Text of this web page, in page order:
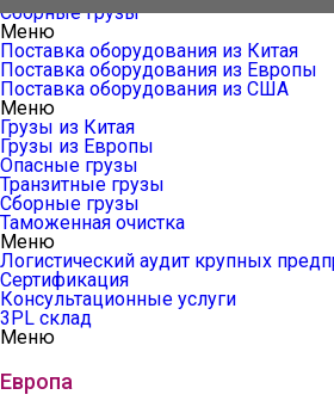
Сборные грузы
Меню
Поставка оборудования из Китая
Поставка оборудования из Европы
Поставка оборудования из США
Меню
Грузы из Китая
Грузы из Европы
Опасные грузы
Транзитные грузы
Сборные грузы
Таможенная очистка
Меню
Логистический аудит крупных
Сертификация
Консультационные услуги
3PL склад
Меню
Европа